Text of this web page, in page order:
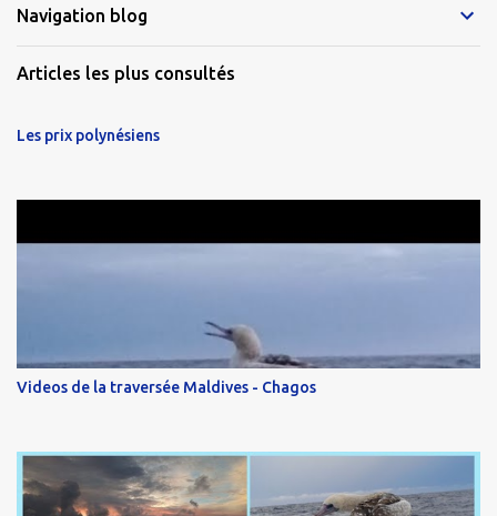
Navigation blog
Articles les plus consultés
Les prix polynésiens
Videos de la traversée Maldives - Chagos